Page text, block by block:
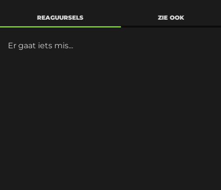
REAGUURSELS ZIE OOK
Er gaat iets mis...